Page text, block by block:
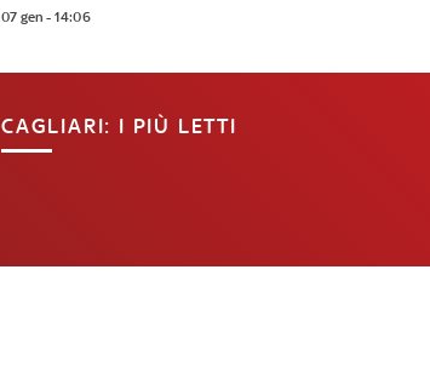
07 gen - 14:06
CAGLIARI: I PIÙ LETTI